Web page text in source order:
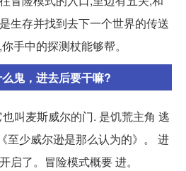
生存并找到去下一个世界的传送
手中的探测杖能够帮。
鬼，进去后要干嘛?
叫麦斯威尔的门. 是饥荒主角 逃
至少威尔逊是那么认为的》。 进
启了。冒险模式概要 进。